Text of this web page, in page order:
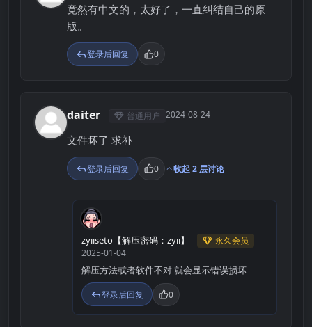
竟然有中文的，太好了，一直纠结自己的原
版。
登录后回复 0
D daiter 普通用户 2024-08-24
文件坏了 求补
登录后回复 0 收起 2 层讨论
Z
zyiiseto【解压密码：zyii】
永久会员
2025-01-04
解压方法或者软件不对 就会显示错误损坏
登录后回复 0